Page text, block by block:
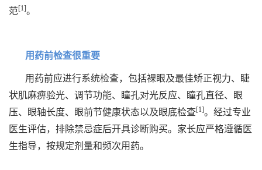
范[1]。
用药前检查很重要
用药前应进行系统检查，包括裸眼及最佳矫正视力、睫
状肌麻痹验光、调节功能、瞳孔对光反应、瞳孔直径、眼
压、眼轴长度、眼前节健康状态以及眼底检查[1]。经过专业
医生评估，排除禁忌症后开具诊断购买。家长应严格遵循医
生指导，按规定剂量和频次用药。